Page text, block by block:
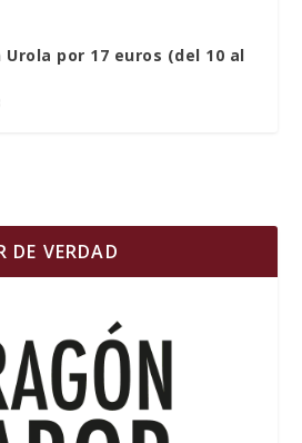
por 17 euros (del 10 al
DE VERDAD